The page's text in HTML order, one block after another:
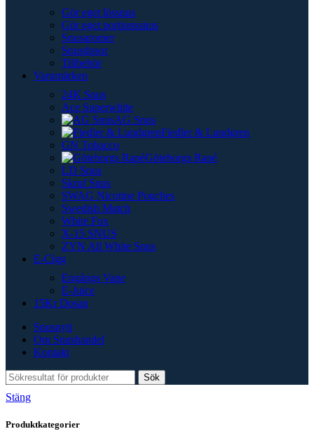
Gör eget lössnus
Gör eget portionssnus
Snusaromer
Snusdosor
Tillbehör
Varumärken
24K Snus
Ace Superwhite
AG Snus
Fiedler & Lundgren
GN Tobacco
Göteborgs Rapé
LD Snus
Skruf Snus
SWAG Nicotine Pouches
Swedish Match
White Fox
X-15 SNUS
ZYN All White Snus
E-Cigg
Engångs Vape
E-Juice
15Kr Dosan
Snusnytt
Om Snushandel
Kontakt
Sök
Stäng
Produktkategorier